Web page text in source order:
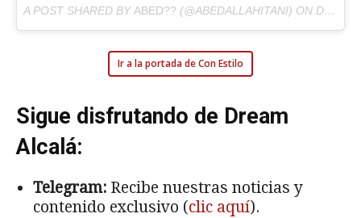
A POST SHARED BYABED?? (@ABEDALLAHITANI) ON DEC 13, 2016 AT 9:46AM PST
Ir a la portada de Con Estilo
Sigue disfrutando de Dream
Alcalá:
Telegram: Recibe nuestras noticias y
contenido exclusivo (clic aquí).